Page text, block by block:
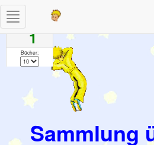
Sammlung
Toggle
navigation
Seiten
1
Bücher: